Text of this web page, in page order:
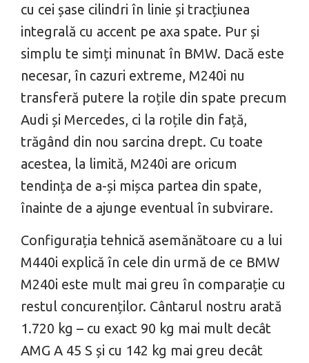
cu cei șase cilindri în linie și tracțiunea
integrală cu accent pe axa spate. Pur și
simplu te simți minunat în BMW. Dacă este
necesar, în cazuri extreme, M240i nu
transferă putere la roțile din spate precum
Audi și Mercedes, ci la roțile din față,
trăgând din nou sarcina drept. Cu toate
acestea, la limită, M240i are oricum
tendința de a-și mișca partea din spate,
înainte de a ajunge eventual în subvirare.
Configurația tehnică ase­mănătoare cu a lui
M440i explică în cele din urmă de ce BMW
M240i este mult mai greu în comparație cu
restul concurenților. Cântarul nostru arată
1.720 kg – cu exact 90 kg mai mult decât
AMG A 45 S și cu 142 kg mai greu decât